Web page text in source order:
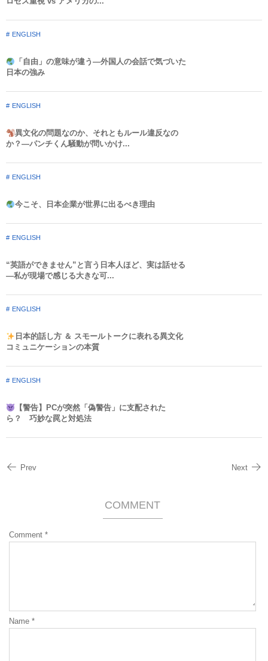
ENGLISH
「自由」の意味が違う—外国人の会話で気づいた
日本の強み
ENGLISH
異文化の問題なのか、それともルール違反なの
か？—パンチくん騒動が問いかけ...
ENGLISH
今こそ、日本企業が世界に出るべき理由
ENGLISH
“英語ができません”と言う日本人ほど、実は話せる
—私が現場で感じる大きな可...
ENGLISH
日本的話し方 ＆ スモールトークに表れる異文化
コミュニケーションの本質
ENGLISH
【警告】PCが突然「偽警告」に支配された
ら？ 巧妙な罠と対処法
Prev Next
COMMENT
Comment *
Name *